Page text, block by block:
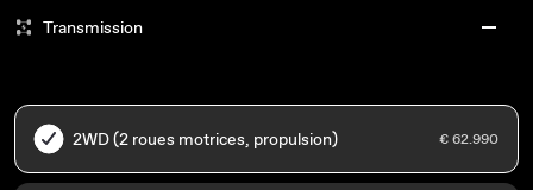
Transmission
2WD (2 roues motrices, propulsion) € 62.990